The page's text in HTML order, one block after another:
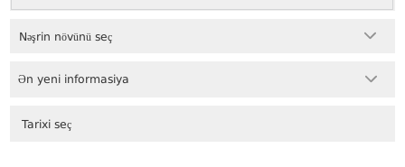
Nəşrin növünü seç
Ən yeni informasiya